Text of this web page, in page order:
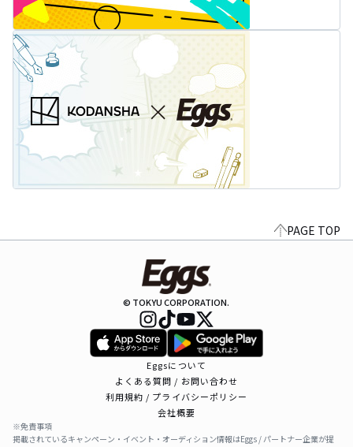
PAGE TOP
© TOKYU CORPORATION.
Eggsについて
よくある質問 / お問い合わせ
利用規約 / プライバシーポリシー
会社概要
※免責事項
掲載されているキャンペーン・イベント・オーディション情報はEggs / パートナー企業が提